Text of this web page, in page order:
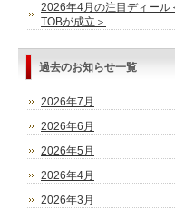
2026年4月の注目ディール
TOBが成立＞
過去のお知らせ一覧
2026年7月
2026年6月
2026年5月
2026年4月
2026年3月